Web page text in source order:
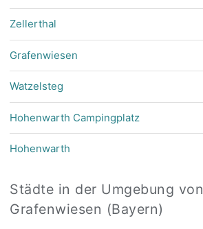
Zellerthal
Grafenwiesen
Watzelsteg
Hohenwarth Campingplatz
Hohenwarth
Städte in der Umgebung von
Grafenwiesen (Bayern)